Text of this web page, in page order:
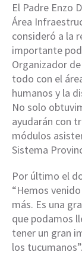
El Padre Enzo
Área
consideró a la
importante
Organizador
todo con el
humanos y la
No solo
ayudarán con
módulos
Sistema
Por último el
“Hemos
más. Es una
que podamos
tener un gran
los tucumanos”.